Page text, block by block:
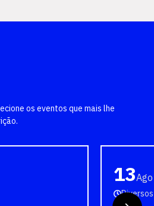
os eventos que mais lhe
13Ago